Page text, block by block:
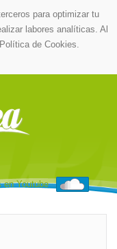
para optimizar tu
labores analíticas. Al
de Cookies.